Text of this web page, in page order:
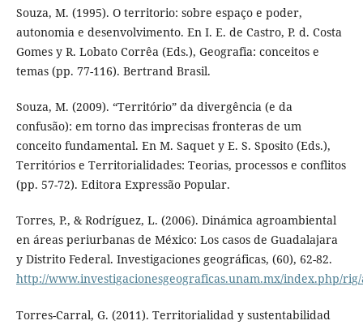
Souza, M. (1995). O territorio: sobre espaço e poder,
autonomia e desenvolvimento. En I. E. de Castro, P. d. Costa
Gomes y R. Lobato Corrêa (Eds.), Geografia: conceitos e
temas (pp. 77-116). Bertrand Brasil.
Souza, M. (2009). “Território” da divergência (e da
confusão): em torno das imprecisas fronteras de um
conceito fundamental. En M. Saquet y E. S. Sposito (Eds.),
Territórios e Territorialidades: Teorias, processos e conflitos
(pp. 57-72). Editora Expressão Popular.
Torres, P., & Rodríguez, L. (2006). Dinámica agroambiental
en áreas periurbanas de México: Los casos de Guadalajara
y Distrito Federal. Investigaciones geográficas, (60), 62-82.
http://www.investigacionesgeograficas.unam.mx/index.php/
Torres-Carral, G. (2011). Territorialidad y sustentabilidad